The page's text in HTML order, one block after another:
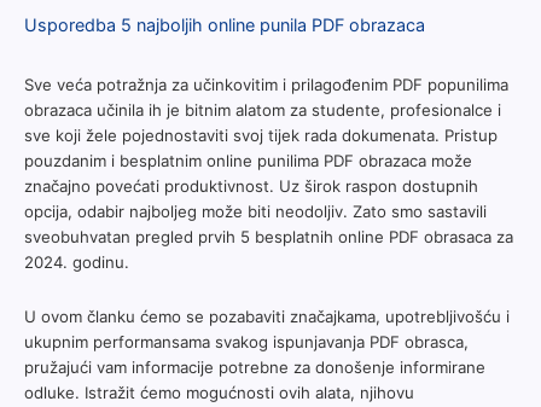
Usporedba 5 najboljih online punila PDF obrazaca
Sve veća potražnja za učinkovitim i prilagođenim PDF popunilima
obrazaca učinila ih je bitnim alatom za studente, profesionalce i
sve koji žele pojednostaviti svoj tijek rada dokumenata. Pristup
pouzdanim i besplatnim online punilima PDF obrazaca može
značajno povećati produktivnost. Uz širok raspon dostupnih
opcija, odabir najboljeg može biti neodoljiv. Zato smo sastavili
sveobuhvatan pregled prvih 5 besplatnih online PDF obrasaca za
2024. godinu.
U ovom članku ćemo se pozabaviti značajkama, upotrebljivošću i
ukupnim performansama svakog ispunjavanja PDF obrasca,
pružajući vam informacije potrebne za donošenje informirane
odluke. Istražit ćemo mogućnosti ovih alata, njihovu